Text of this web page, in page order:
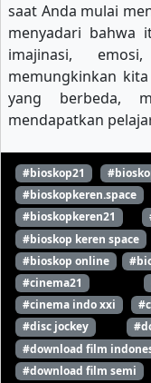
saat Anda mulai
menyadari bahwa
imajinasi,
memungkinkan
yang berbeda,
mendapatkan
#bioskop21
#bioskopkeren.space
#bioskopkeren21
#bioskop keren space
#bioskop online
#cinema21
#cinema indo xxi
#disc jockey
#download film
#download film semi